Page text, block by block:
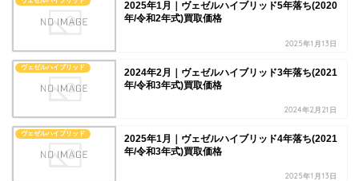
2025年1月｜ヴェゼルハイブリッド5年落ち(2020
年/令和2年式)買取価格
2025年1月13日
ヴェゼルハイブリッド
2024年2月｜ヴェゼルハイブリッド3年落ち(2021
年/令和3年式)買取価格
2024年2月21日
ヴェゼルハイブリッド
2025年1月｜ヴェゼルハイブリッド4年落ち(2021
年/令和3年式)買取価格
2025年1月13日